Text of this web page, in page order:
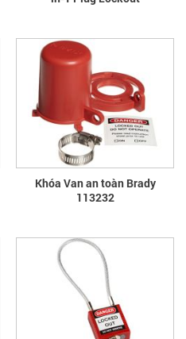
Khóa Van an toàn Brady
113232